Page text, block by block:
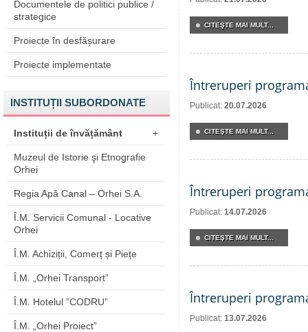
Documentele de politici publice /
strategice
Proiecte în desfășurare
Proiecte implementate
INSTITUȚII SUBORDONATE
Instituții de învățământ +
Muzeul de Istorie şi Etnografie
Orhei
Regia Apă Canal – Orhei S.A.
Î.M. Servicii Comunal - Locative
Orhei
Î.M. Achiziții, Comerț și Piețe
Î.M. „Orhei Transport”
Î.M. Hotelul ”CODRU”
Î.M. „Orhei Proiect”
CITEŞTE MAI MULT...
Întreruperi
Publicat: 20.07.2026
CITEŞTE MAI MULT...
Întreruperi
Publicat: 14.07.2026
CITEŞTE MAI MULT...
Întreruperi
Publicat: 13.07.2026